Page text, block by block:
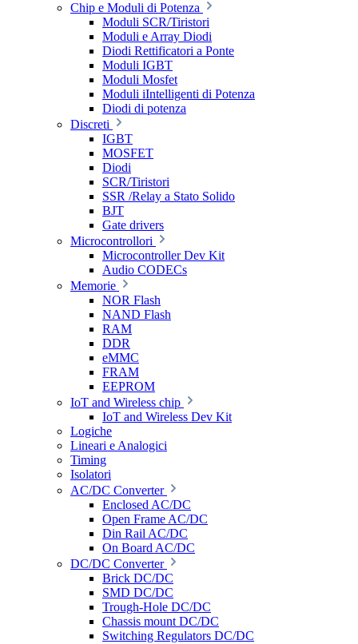
Chip e Moduli di Potenza
Moduli SCR/Tiristori
Moduli e Array Diodi
Diodi Rettificatori a Ponte
Moduli IGBT
Moduli Mosfet
Moduli iIntelligenti di Potenza
Diodi di potenza
Discreti
IGBT
MOSFET
Diodi
SCR/Tiristori
SSR /Relay a Stato Solido
BJT
Gate drivers
Microcontrollori
Microcontroller Dev Kit
Audio CODECs
Memorie
NOR Flash
NAND Flash
RAM
DDR
eMMC
FRAM
EEPROM
IoT and Wireless chip
IoT and Wireless Dev Kit
Logiche
Lineari e Analogici
Timing
Isolatori
AC/DC Converter
Enclosed AC/DC
Open Frame AC/DC
Din Rail AC/DC
On Board AC/DC
DC/DC Converter
Brick DC/DC
SMD DC/DC
Trough-Hole DC/DC
Chassis mount DC/DC
Switching Regulators DC/DC